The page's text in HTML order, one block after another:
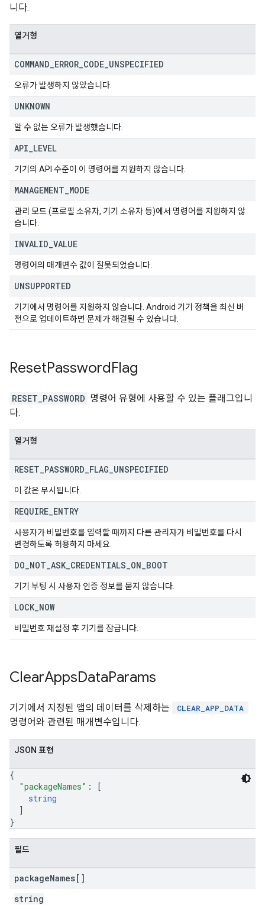
니다.
열거형
COMMAND ERROR CODE UNSPECIFIED
오류가 발생하지 않았습니다.
UNKNOWN
알 수 없는 오류가 발생했습니다.
API LEVEL
기기의 API 수준이 이 명령어를 지원하지 않습니다.
MANAGEMENT MODE
관리 모드 (프로필 소유자, 기기 소유자 등)에서 명령어를 지원하지 않
습니다.
INVALID VALUE
명령어의 매개변수 값이 잘못되었습니다.
UNSUPPORTED
기기에서 명령어를 지원하지 않습니다. Android 기기 정책을 최신 버
전으로 업데이트하면 문제가 해결될 수 있습니다.
ResetPasswordFlag
RESET_PASSWORD 명령어 유형에 사용할 수 있는 플래그입니
다.
열거형
RESET PASSWORD FLAG UNSPECIFIED
이 값은 무시됩니다.
REQUIRE ENTRY
사용자가 비밀번호를 입력할 때까지 다른 관리자가 비밀번호를 다시
변경하도록 허용하지 마세요.
DO NOT ASK CREDENTIALS ON BOOT
기기 부팅 시 사용자 인증 정보를 묻지 않습니다.
LOCK NOW
비밀번호 재설정 후 기기를 잠급니다.
ClearAppsDataParams
기기에서 지정된 앱의 데이터를 삭제하는 CLEAR_APP_DATA
명령어와 관련된 매개변수입니다.
JSON 표현
{
"packageNames" :
[
string
]
}
필드
packageNames[]
string